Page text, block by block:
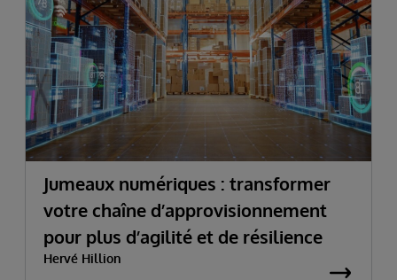
Jumeaux numériques : transformer
votre chaîne d’approvisionnement
pour plus d’agilité et de résilience
Hervé Hillion